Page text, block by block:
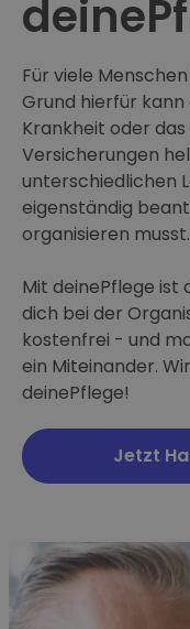
Für viele
Grund hierfür kann
Krankheit oder
Versicherungen
unterschiedlichen
eigenständig
organisieren musst.
Mit deinePflege ist
dich bei der
kostenfrei - und
ein Miteinander.
deinePflege!
Jetzt